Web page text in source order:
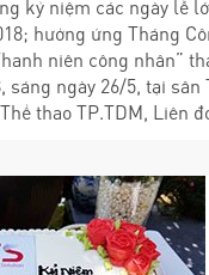
kỷ niệm các ngày lễ
hưởng ứng Tháng
niên công nhân”
sáng ngày 26/5, tại
thao TP.TDM, Liên